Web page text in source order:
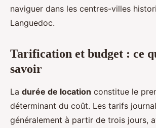
naviguer dans les centres-villes
Languedoc.
Tarification et budget : ce
savoir
La durée de location constitue le
déterminant du coût. Les tarifs
généralement à partir de trois jours,